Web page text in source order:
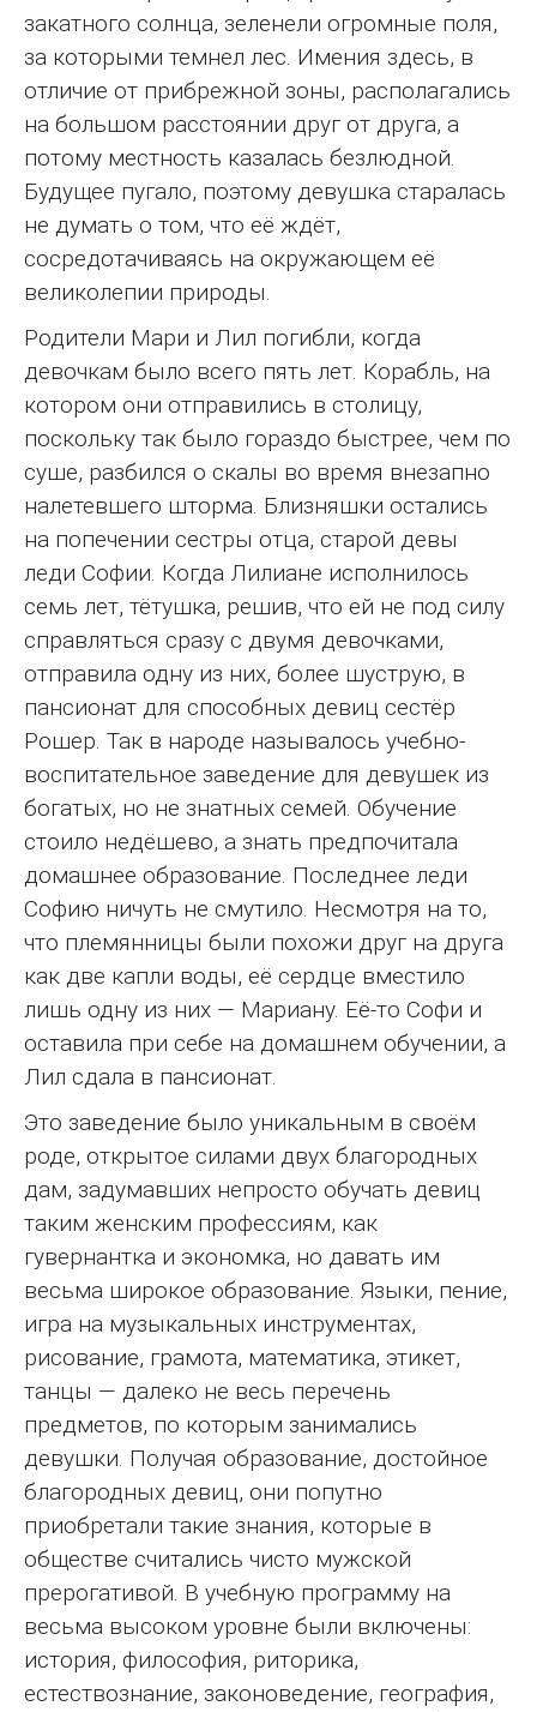
закатного солнца, зеленели огромные поля,
за которыми темнел лес. Имения здесь, в
отличие от прибрежной зоны, располагались
на большом расстоянии друг от друга, а
потому местность казалась безлюдной.
Будущее пугало, поэтому девушка старалась
не думать о том, что её ждёт,
сосредотачиваясь на окружающем её
великолепии природы.
Родители Мари и Лил погибли, когда
девочкам было всего пять лет. Корабль, на
котором они отправились в столицу,
поскольку так было гораздо быстрее, чем по
суше, разбился о скалы во время внезапно
налетевшего шторма. Близняшки остались
на попечении сестры отца, старой девы
леди Софии. Когда Лилиане исполнилось
семь лет, тётушка, решив, что ей не под силу
справляться сразу с двумя девочками,
отправила одну из них, более шуструю, в
пансионат для способных девиц сестёр
Рошер. Так в народе называлось учебно-
воспитательное заведение для девушек из
богатых, но не знатных семей. Обучение
стоило недёшево, а знать предпочитала
домашнее образование. Последнее леди
Софию ничуть не смутило. Несмотря на то,
что племянницы были похожи друг на друга
как две капли воды, её сердце вместило
лишь одну из них — Мариану. Её-то Софи и
оставила при себе на домашнем обучении, а
Лил сдала в пансионат.
Это заведение было уникальным в своём
роде, открытое силами двух благородных
дам, задумавших непросто обучать девиц
таким женским профессиям, как
гувернантка и экономка, но давать им
весьма широкое образование. Языки, пение,
игра на музыкальных инструментах,
рисование, грамота, математика, этикет,
танцы — далеко не весь перечень
предметов, по которым занимались
девушки. Получая образование, достойное
благородных девиц, они попутно
приобретали такие знания, которые в
обществе считались чисто мужской
прерогативой. В учебную программу на
весьма высоком уровне были включены:
история, философия, риторика,
естествознание, законоведение, география,